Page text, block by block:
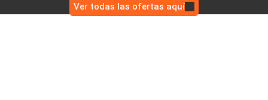
Ver todas las ofertas aquí